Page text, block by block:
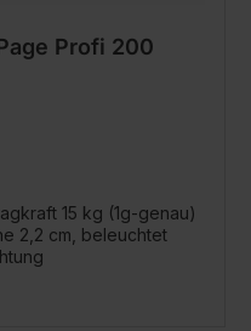
Profi 200
15 kg (1g-genau)
2,2 cm, beleuchtet